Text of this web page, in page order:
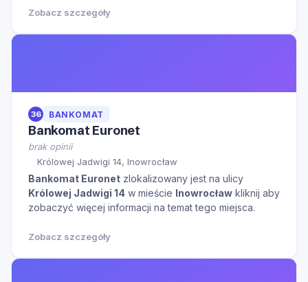
Zobacz szczegóły
36 BANKOMAT
Bankomat Euronet
brak opinii
Królowej Jadwigi 14, Inowrocław
Bankomat Euronet zlokalizowany jest na ulicy
Królowej Jadwigi 14 w mieście Inowrocław kliknij aby
zobaczyć więcej informacji na temat tego miejsca.
Zobacz szczegóły